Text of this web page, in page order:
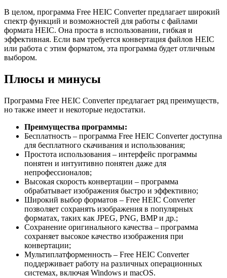
В целом, программа Free HEIC Converter предлагает широкий
спектр функций и возможностей для работы с файлами
формата HEIC. Она проста в использовании, гибкая и
эффективная. Если вам требуется конвертация файлов HEIC
или работа с этим форматом, эта программа будет отличным
выбором.
Плюсы и минусы
Программа Free HEIC Converter предлагает ряд преимуществ,
но также имеет и некоторые недостатки.
Преимущества программы:
Бесплатность – программа Free HEIC Converter доступна
для бесплатного скачивания и использования;
Простота использования – интерфейс программы
понятен и интуитивно понятен даже для
непрофессионалов;
Высокая скорость конвертации – программа
обрабатывает изображения быстро и эффективно;
Широкий выбор форматов – Free HEIC Converter
позволяет сохранять изображения в популярных
форматах, таких как JPEG, PNG, BMP и др.;
Сохранение оригинального качества – программа
сохраняет высокое качество изображения при
конвертации;
Мультиплатформенность – Free HEIC Converter
поддерживает работу на различных операционных
системах, включая Windows и macOS.